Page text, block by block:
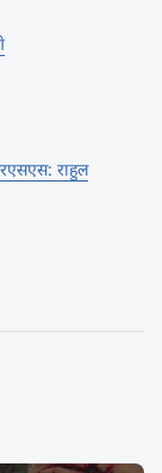
राहुल